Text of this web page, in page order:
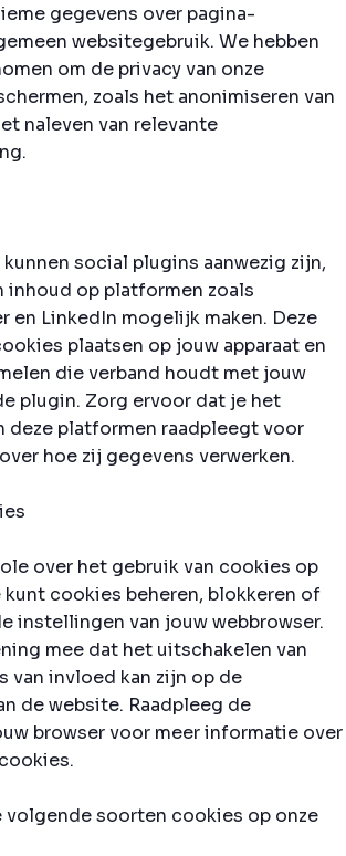
gegevens over pagina-
websitegebruik. We hebben
om de privacy van onze
zoals het anonimiseren van
naleven van relevante
social plugins aanwezig zijn,
inhoud op platformen zoals
en LinkedIn mogelijk maken. Deze
plaatsen op jouw apparaat en
die verband houdt met jouw
plugin. Zorg ervoor dat je het
deze platformen raadpleegt voor
hoe zij gegevens verwerken.
over het gebruik van cookies op
kunt cookies beheren, blokkeren of
instellingen van jouw webbrowser.
mee dat het uitschakelen van
van invloed kan zijn op de
de website. Raadpleeg de
browser voor meer informatie over
volgende soorten cookies op onze